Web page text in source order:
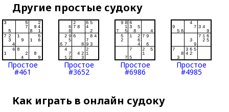
Другие простые судоку
Простое
#461
Простое
#3652
Простое
#6986
Простое
#4985
Как играть в онлайн судоку